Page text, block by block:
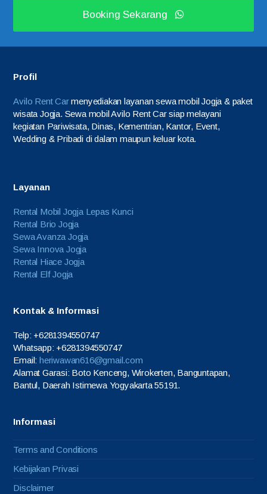
Booking Sekarang
Profil
Avilo Rent Carmenyediakan layanan sewa mobil Jogja & paket
wisata Jogja. Sewa mobil Avilo Rent Car siap melayani
kegiatan Pariwisata, Dinas, Kementrian, Kantor, Event,
Wedding & Pribadi di dalam maupun keluar kota.
Layanan
Rental Mobil Jogja Lepas Kunci
Rental Brio Jogja
Sewa Avanza Jogja
Sewa Innova Jogja
Rental Hiace Jogja
Rental Elf Jogja
Kontak & Informasi
Telp: +6281394550747
Whatsapp: +6281394550747
Email:heriwawan616@gmail.com
Alamat Garasi: Boto Kenceng, Wirokerten, Banguntapan,
Bantul, Daerah Istimewa Yogyakarta 55191.
Informasi
Terms and Conditions
Kebijakan Privasi
Disclaimer